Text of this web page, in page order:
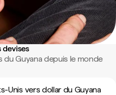
devises
du Guyana depuis le monde
Unis vers dollar du Guyana